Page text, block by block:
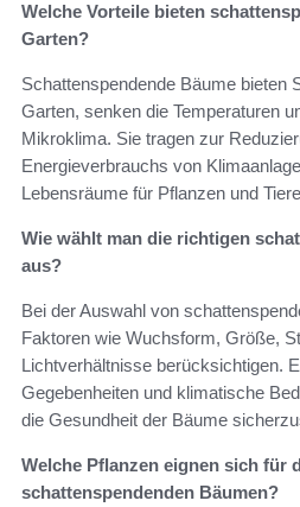
Welche Vorteile bieten
Garten?
Schattenspendende Bäume bieten
Garten, senken die Temperaturen
Mikroklima. Sie tragen zur
Energieverbrauchs von
Lebensräume für Pflanzen und
Wie wählt man die richtigen
aus?
Bei der Auswahl von
Faktoren wie Wuchsform, Größe,
Lichtverhältnisse berücksichtigen.
Gegebenheiten und klimatische
die Gesundheit der Bäume
Welche Pflanzen eignen sich für
schattenspendenden Bäumen?